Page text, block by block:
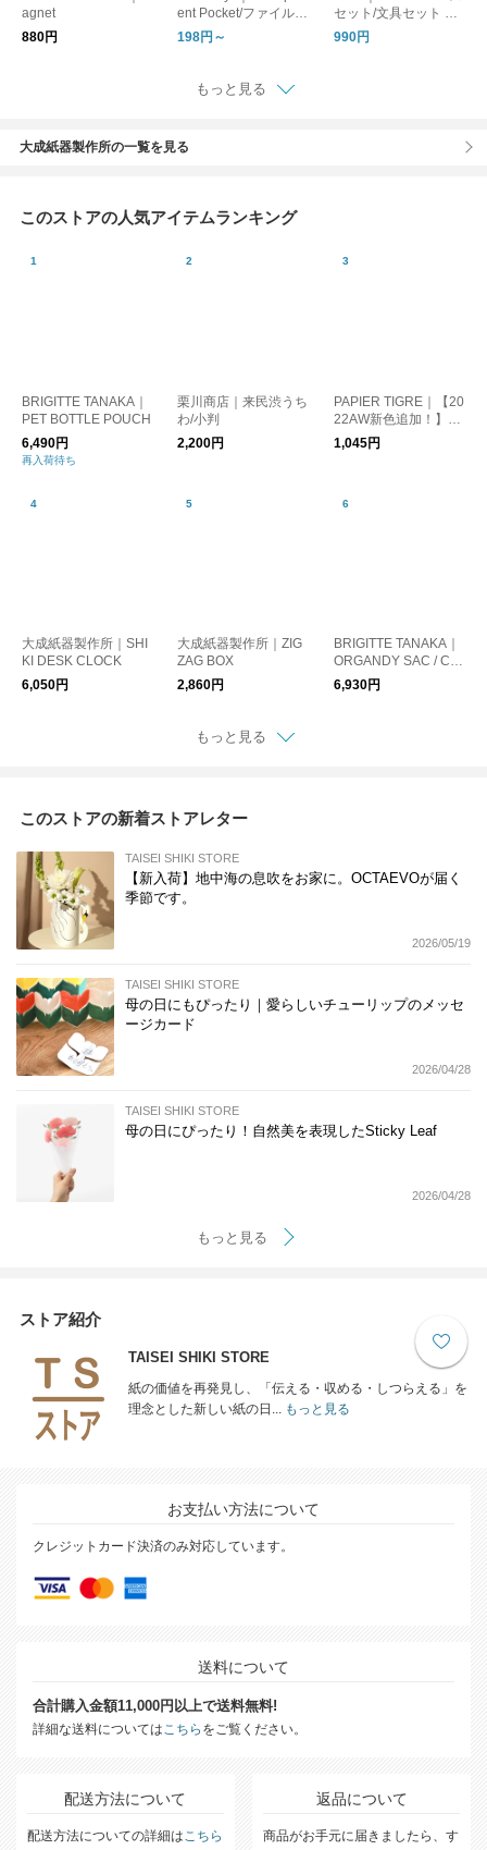
agnet
880円
ent Pocket/ファイルバ
ッグ 書類整理 A4 A5
198円～
セット/文具セット 定
規 コンパス
990円
もっと見る
大成紙器製作所の一覧を見る
このストアの人気アイテムランキング
BRIGITTE TANAKA｜
PET BOTTLE POUCH
6,490円
再入荷待ち
栗川商店｜来民渋うち
わ/小判
2,200円
PAPIER TIGRE｜【20
22AW新色追加！】ボ
ールペン
1,045円
大成紙器製作所｜SHI
KI DESK CLOCK
6,050円
大成紙器製作所｜ZIG
ZAG BOX
2,860円
BRIGITTE TANAKA｜
ORGANDY SAC / CHI
EN (DOG)
6,930円
もっと見る
このストアの新着ストアレター
TAISEI SHIKI STORE
【新入荷】地中海の息吹をお家に。OCTAEVOが届く
季節です。
2026/05/19
TAISEI SHIKI STORE
母の日にもぴったり｜愛らしいチューリップのメッセ
ージカード
2026/04/28
TAISEI SHIKI STORE
母の日にぴったり！自然美を表現したSticky Leaf
2026/04/28
もっと見る
ストア紹介
TAISEI SHIKI STORE
紙の価値を再発見し、「伝える・収める・しつらえる」を
理念とした新しい紙の日...
もっと見る
お支払い方法について
クレジットカード決済のみ対応しています。
送料について
合計購入金額11,000円以上で送料無料!
詳細な送料については こちら をご覧ください。
配送方法について
配送方法についての詳細は こちら
返品について
商品がお手元に届きましたら、す